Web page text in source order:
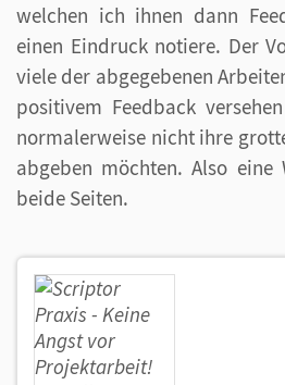
welchen ich ihnen dann
einen Eindruck notiere. Der
viele der abgegebenen
positivem Feedback
normalerweise nicht ihre
abgeben möchten. Also
beide Seiten.